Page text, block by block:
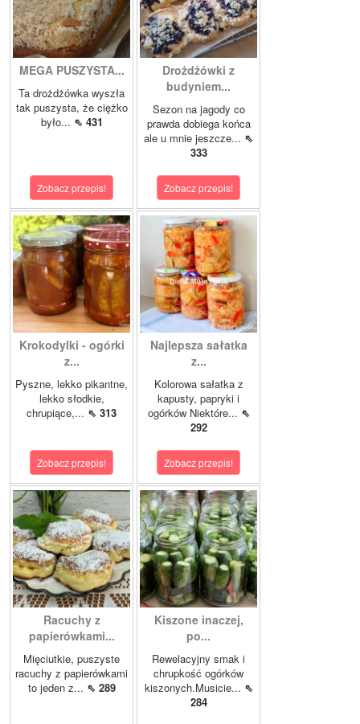
MEGA PUSZYSTA...
Ta drożdżówka wyszła
tak puszysta, że ciężko
było... ⇖ 431
Zobacz przepis!
Drożdżówki z
budyniem...
Sezon na jagody co
prawda dobiega końca
ale u mnie jeszcze... ⇖
333
Zobacz przepis!
Krokodylki - ogórki
z...
Pyszne, lekko pikantne,
lekko słodkie,
chrupiące,... ⇖ 313
Zobacz przepis!
Najlepsza sałatka
z...
Kolorowa sałatka z
kapusty, papryki i
ogórków Niektóre... ⇖
292
Zobacz przepis!
Racuchy z
papierówkami...
Mięciutkie, puszyste
racuchy z papierówkami
to jeden z... ⇖ 289
Kiszone inaczej,
po...
Rewelacyjny smak i
chrupkość ogórków
kiszonych.Musicie... ⇖
284